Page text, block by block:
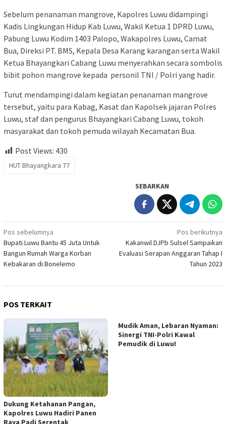
Sebelum penanaman mangrove, Kapolres Luwu didampingi
Kadis Lingkungan Hidup Kab Luwu, Wakil Ketua 1 DPRD Luwu,
Pabung Luwu Kodim 1403 Palopo, Wakapolres Luwu, Camat
Bua, Direksi PT. BMS, Kepala Desa Karang karangan serta Wakil
Ketua Bhayangkari Cabang Luwu menyerahkan secara sombolis
bibit pohon mangrove kepada personil TNI / Polri yang hadir.
Turut mendampingi dalam kegiatan penanaman mangrove
tersebut, yaitu para Kabag, Kasat dan Kapolsek jajaran Polres
Luwu, staf dan pengurus Bhayangkari Cabang Luwu, tokoh
masyarakat dan tokoh pemuda wilayah Kecamatan Bua.
Post Views: 430
HUT Bhayangkara 77
SEBARKAN
Navigasi
pos
Pos sebelumnya
Bupati Luwu Bantu 45 Juta Untuk
Bangun Rumah Warga Korban
Kebakaran di Bonelemo
Pos berikutnya
Kakanwil DJPb Sulsel Sampaikan
Evaluasi Serapan Anggaran Tahap I
Tahun 2023
POS TERKAIT
Dukung Ketahanan Pangan,
Kapolres Luwu Hadiri Panen
Raya Padi Serentak
Mudik Aman, Lebaran Nyaman:
Sinergi TNI-Polri Kawal
Pemudik di Luwu!